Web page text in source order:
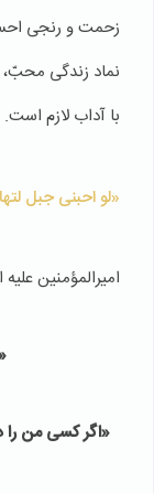
زحمت و رنجی
نماد زندگی
با آداب لازم است.
«لو احبنی جبل
امیرالمؤمنین
«اگر کسی من را